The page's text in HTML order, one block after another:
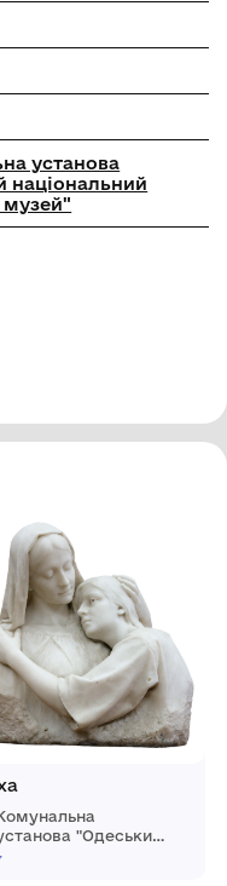
установа
національний
музей"
"Одеський